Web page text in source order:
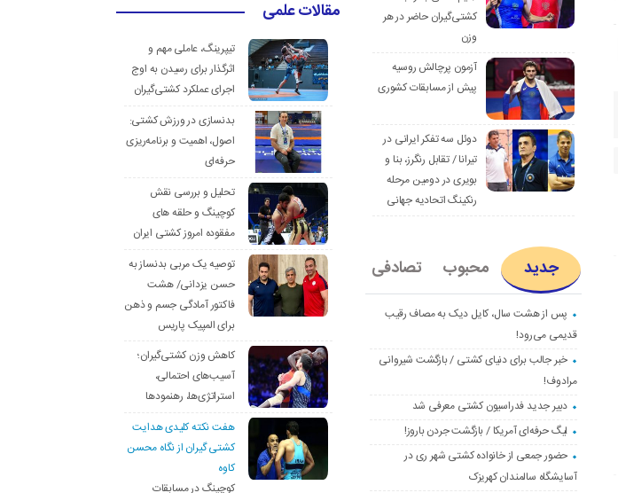
کشتی‌گیران حاضر در هر
وزن
آزمون پرچالش روسیه
پیش از مسابقات کشوری
دوئل سه تفکر ایرانی در
تیرانا / تقابل رنگرز، بنا و
بویری در دومین مرحله
رنکینگ اتحادیه جهانی
جدید محبوب تصادفی
پس از هشت سال، کایل دیک به مصاف رقیب
قدیمی می‌رود!
خبر جالب برای دنیای کشتی / بازگشت شیروانی
مرادوف!
دبیر جدید فدراسیون کشتی معرفی شد
لیگ حرفه‌ای آمریکا / بازگشت جردن باروز!
حضور جمعی از خانواده کشتی شهر ری در
آسایشگاه سالمندان کهریزک
مقالات علمی
تیپرینگ، عاملی مهم و
اثرگذار برای رسیدن به اوج
اجرای عملکرد کشتی‌گیران
بدنسازی در ورزش کشتی:
اصول، اهمیت و برنامه‌ریزی
حرفه‌ای
تحلیل و بررسی نقش
کوچینگ و حلقه های
مفقوده امروز کشتی ایران
توصیه یک مربی بدنساز به
حسن یزدانی/ هشت
فاکتور آمادگی جسم و ذهن
برای المپیک پاریس
کاهش وزن کشتی‌گیران؛
آسیب‌های احتمالی،
استراتژی‌ها، رهنمودها
هفت نکته کلیدی هدایت
کشتی گیران از نگاه محسن
کاوه
کوچینگ در مسابقات